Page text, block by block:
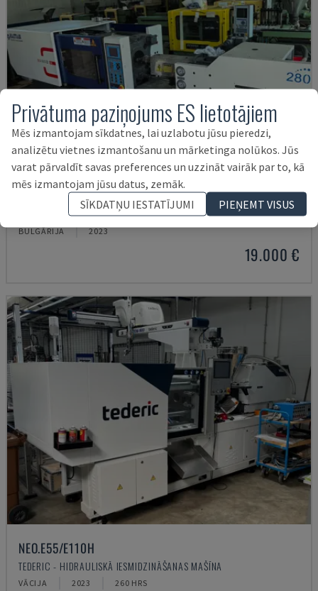
HAITIAN - HIDRAULISKĀ IESMIDZINĀŠANAS MAŠĪNA
BULGĀRIJA 2023
19.000 €
NEO.E55/E110H
TEDERIC - HIDRAULISKĀ IESMIDZINĀŠANAS MAŠĪNA
VĀCIJA 2023 260 HRS
Privātuma paziņojums ES lietotājiem
Mēs izmantojam sīkdatnes, lai uzlabotu jūsu pieredzi,
analizētu vietnes izmantošanu un mārketinga nolūkos. Jūs
varat pārvaldīt savas preferences un uzzināt vairāk par to, kā
mēs izmantojam jūsu datus, zemāk.
SĪKDATŅU IESTATĪJUMI
PIEŅEMT VISUS